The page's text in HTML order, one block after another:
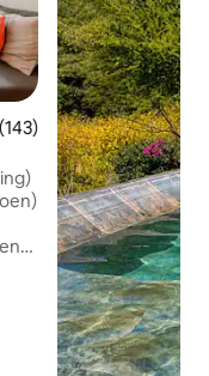
beoordeling van